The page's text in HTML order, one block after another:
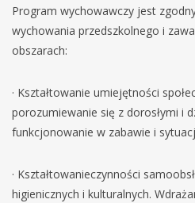
Program wychowawczy jest
wychowania przedszkolnego i
obszarach:
· Kształtowanie umiejętności
porozumiewanie się z dorosłymi i
funkcjonowanie w zabawie i
· Kształtowanieczynności
higienicznych i kulturalnych.